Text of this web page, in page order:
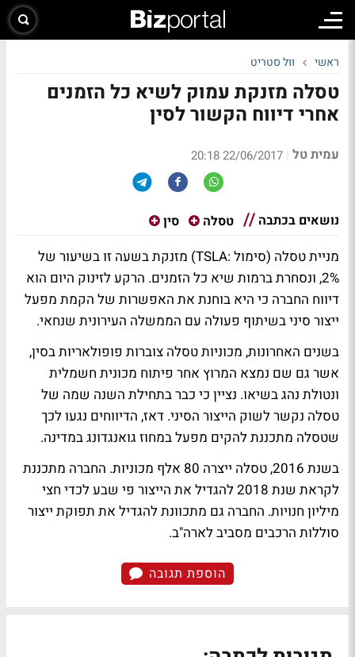
ראשי וול סטריט
טסלה מזנקת עמוק לשיא כל הזמנים
אחרי דיווח הקשור לסין
עמית טל |
22/06/2017 20:18
נושאים בכתבה טסלה סין
מניית טסלה (סימול :TSLA) מזנקת בשעה זו בשיעור של
2%, ונסחרת ברמות שיא כל הזמנים. הרקע לזינוק היום הוא
דיווח החברה כי היא בוחנת את האפשרות של הקמת מפעל
ייצור סיני בשיתוף פעולה עם הממשלה העירונית שנחאי.
בשנים האחרונות, מכוניות טסלה צוברות פופולאריות בסין,
אשר גם שם נמצא המרוץ אחר פיתוח מכונית חשמלית
ונטולת נהג בשיאו. נציין כי כבר בתחילת השנה שמה של
טסלה נקשר לשוק הייצור הסיני. דאז, הדיווחים נגעו לכך
שטסלה מתכננת להקים מפעל במחוז גואנגדונג במדינה.
בשנת 2016, טסלה ייצרה 80 אלף מכוניות. החברה מתכננת
לקראת שנת 2018 להגדיל את הייצור פי שבע לכדי חצי
מיליון חנויות. החברה גם מתכוונת להגדיל את תפוקת ייצור
סוללות הרכבים מסביב לארה"ב.
הוספת תגובה